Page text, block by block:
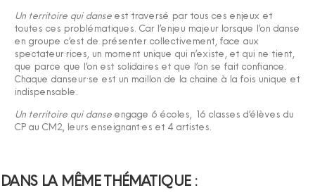
Un territoire qui danse est traversé par tous ces enjeux et
toutes ces problématiques. Car l’enjeu majeur lorsque l’on danse
en groupe c’est de présenter collectivement, face aux
spectateur·rices, un moment unique qui n’existe, et qui ne tient,
que parce que l’on est solidaires et que l’on se fait confiance.
Chaque danseur·se est un maillon de la chaine à la fois unique et
indispensable.
Un territoire qui danseengage 6 écoles, 16 classes d’élèves du
CP au CM2, leurs enseignant·es et 4 artistes.
DANS LA MÊME THÉMATIQUE :